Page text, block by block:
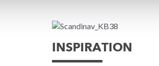
INSPIRATION